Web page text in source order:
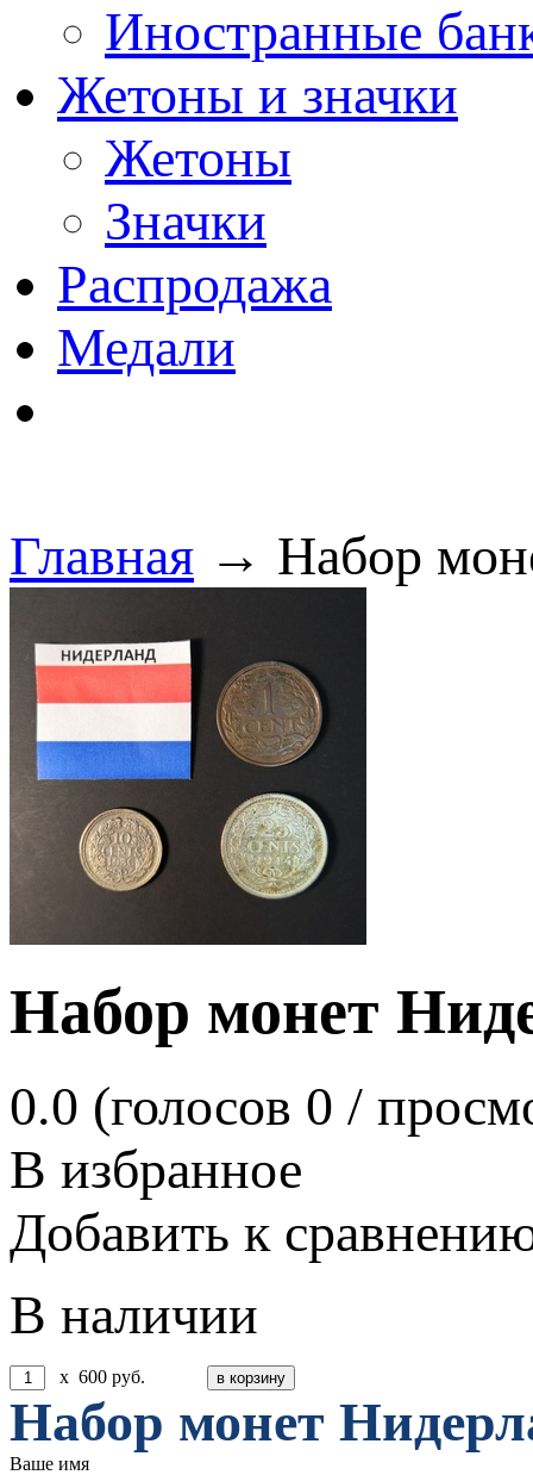
Иностранные
Жетоны и значки
Жетоны
Значки
Распродажа
Медали
Главная → Набор
Набор монет
0.0 (голосов 0 /
В избранное
Добавить к
В наличии
x 600 руб.
Набор монет
Ваше имя